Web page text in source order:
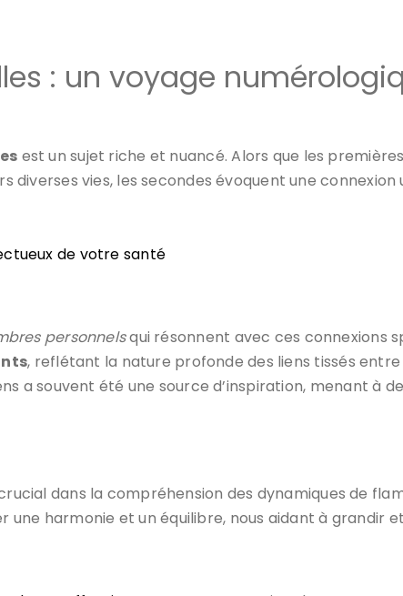
: un voyage
est un sujet riche et nuancé. Alors que les
vies, les secondes évoquent une connexion
de votre santé
personnelsqui résonnent avec ces connexions
, reflétant la nature profonde des liens tissés entre
a souvent été une source d’inspiration, menant à
dans la compréhension des dynamiques de
harmonie et un équilibre, nous aidant à grandir